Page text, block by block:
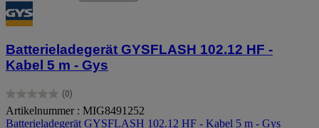
Batterieladegerät GYSFLASH 102.12 HF -
Kabel 5 m - Gys
(0)
0.0
von
5
Artikelnummer : MIG8491252
Batterieladegerät GYSFLASH 102.12 HF - Kabel 5 m - Gys